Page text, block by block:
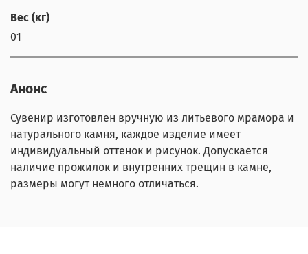
Вес (кг)
01
Анонс
Сувенир изготовлен вручную из литьевого мрамора и
натурального камня, каждое изделие имеет
индивидуальный оттенок и рисунок. Допускается
наличие прожилок и внутренних трещин в камне,
размеры могут немного отличаться.